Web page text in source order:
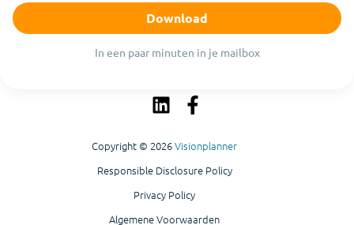
In een paar minuten in je mailbox
Copyright © 2026Visionplanner
Responsible Disclosure Policy
Privacy Policy
Algemene Voorwaarden